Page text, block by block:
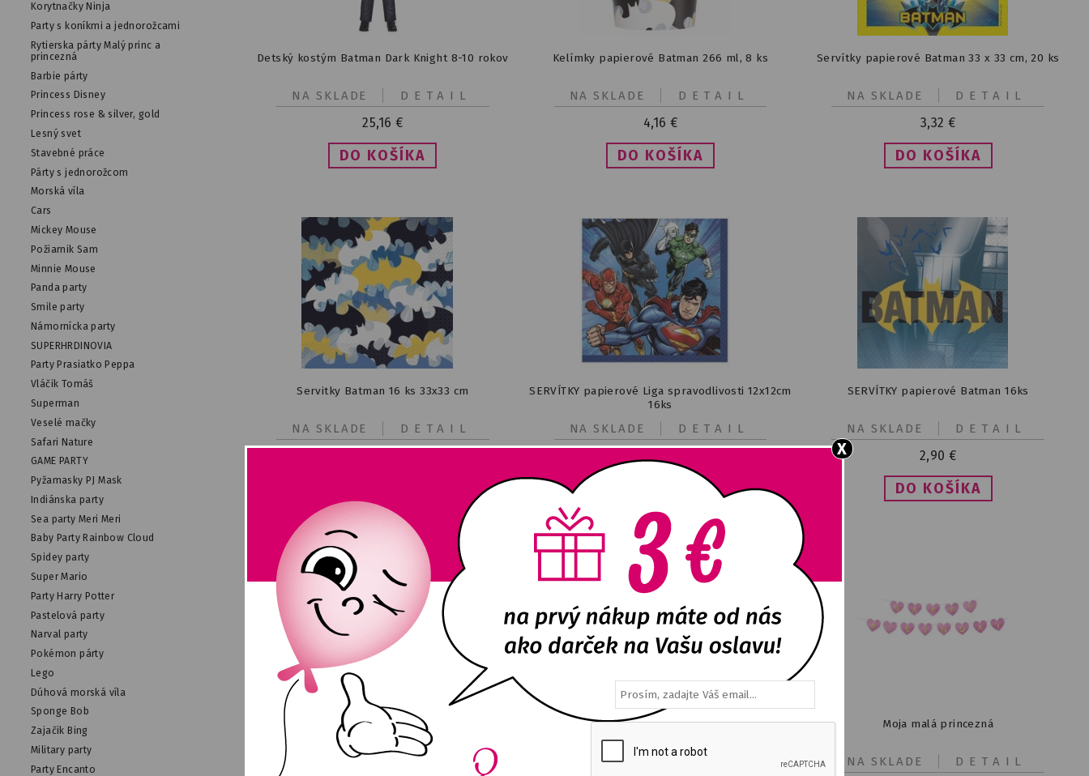
X
Korytnačky Ninja
Party s koníkmi a jednorožcami
Rytierska párty Malý princ a
princezná
Barbie párty
Princess Disney
Princess rose & silver, gold
Lesný svet
Stavebné práce
Párty s jednorožcom
Morská víla
Cars
Mickey Mouse
Požiarnik Sam
Minnie Mouse
Panda party
Smile party
Námornícka party
SUPERHRDINOVIA
Party Prasiatko Peppa
Vláčik Tomáš
Superman
Veselé mačky
Safari Nature
GAME PARTY
Pyžamasky PJ Mask
Indiánska party
Sea party Meri Meri
Baby Party Rainbow Cloud
Spidey party
Super Mario
Party Harry Potter
Pastelová party
Narval party
Pokémon párty
Lego
Dúhová morská víla
Sponge Bob
Zajačik Bing
Military party
Party Encanto
Detský kostým Batman Dark Knight 8-10 rokov
25,16 €
DETAIL
NA SKLADE
Kelímky papierové Batman 266 ml, 8 ks
4,16 €
DETAIL
NA SKLADE
Servítky papierové Batman 33 x 33 cm, 20 ks
3,32 €
DETAIL
NA SKLADE
Servitky Batman 16 ks 33x33 cm
DETAIL
NA SKLADE
SERVÍTKY papierové Liga spravodlivosti 12x12cm
16ks
2,90
DETAIL
NA SKLADE
SERVÍTKY papierové Batman 16ks
2,90 €
DETAIL
NA SKLADE
Gumová kľúčenka Batman
DETAIL
NA SKLADE
Detský kostým Batmana 6-8 rokov ( 128 cm )
NA SKLADE
Moja malá princezná
DETAIL
NA SKLADE